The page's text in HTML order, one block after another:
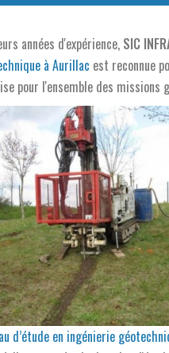
années d'expérience, SIC
à Aurillac est reconnue
pour l'ensemble des missions
d’étude en ingénierie